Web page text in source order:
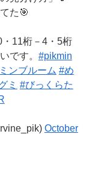
た🎯
11桁－4・5桁
です。 #pikmin
ンブルーム #め
ミ #びっくらた
October